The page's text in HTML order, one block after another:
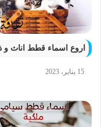
اروع اسماء قطط اناث و
15 يناير، 2023